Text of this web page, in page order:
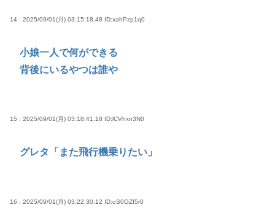
14 : 2025/09/01(月) 03:15:18.48 ID:xahPzp1q0
小娘一人で何ができる
背後にいるやつは誰や
15 : 2025/09/01(月) 03:18:41.18 ID:lCVhxn3N0
グレタ「また飛行機乗りたい」
16 : 2025/09/01(月) 03:22:30.12 ID:oS0OZf5r0